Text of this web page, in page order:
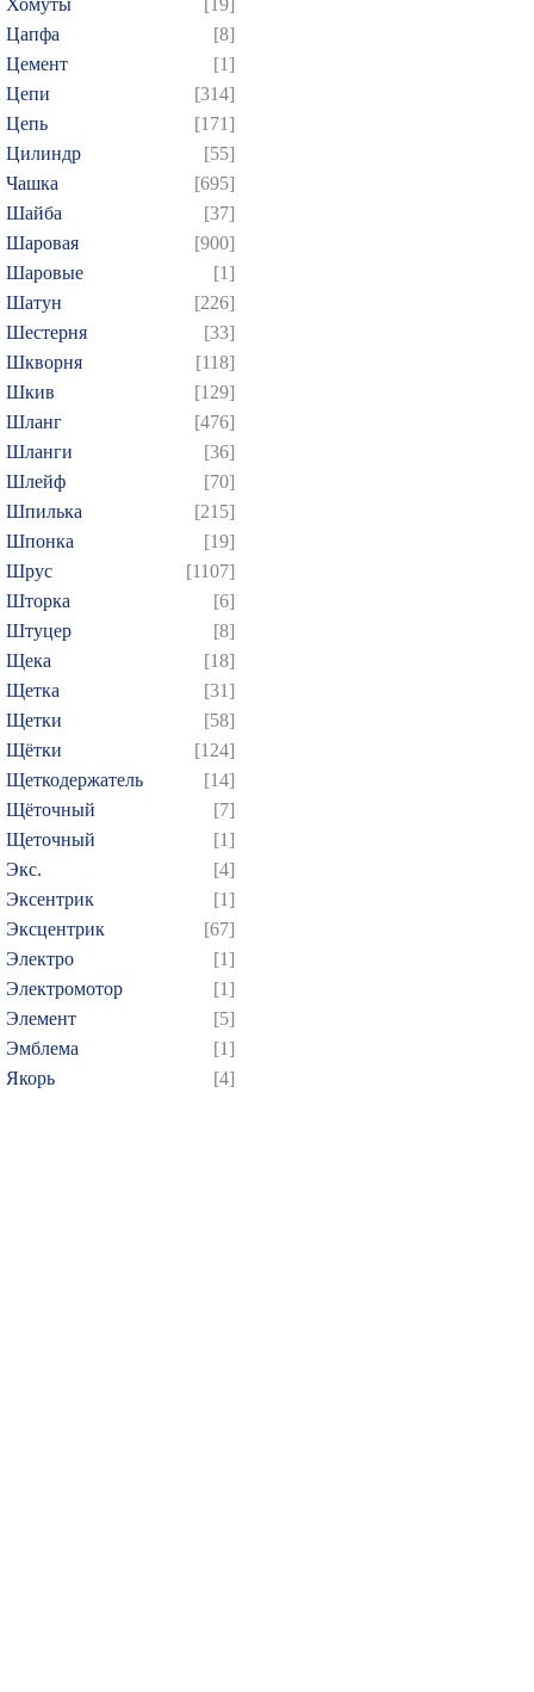
Хомуты
[19]
Цапфа
[8]
Цемент
[1]
Цепи
[314]
Цепь
[171]
Цилиндр
[55]
Чашка
[695]
Шайба
[37]
Шаровая
[900]
Шаровые
[1]
Шатун
[226]
Шестерня
[33]
Шкворня
[118]
Шкив
[129]
Шланг
[476]
Шланги
[36]
Шлейф
[70]
Шпилька
[215]
Шпонка
[19]
Шрус
[1107]
Шторка
[6]
Штуцер
[8]
Щека
[18]
Щетка
[31]
Щетки
[58]
Щётки
[124]
Щеткодержатель
[14]
Щёточный
[7]
Щеточный
[1]
Экс.
[4]
Эксентрик
[1]
Эксцентрик
[67]
Электро
[1]
Электромотор
[1]
Элемент
[5]
Эмблема
[1]
Якорь
[4]